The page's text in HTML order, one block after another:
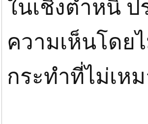
ในเชิงตำหนิ
ความเห็นโดย
กระทำที่ไม่เห